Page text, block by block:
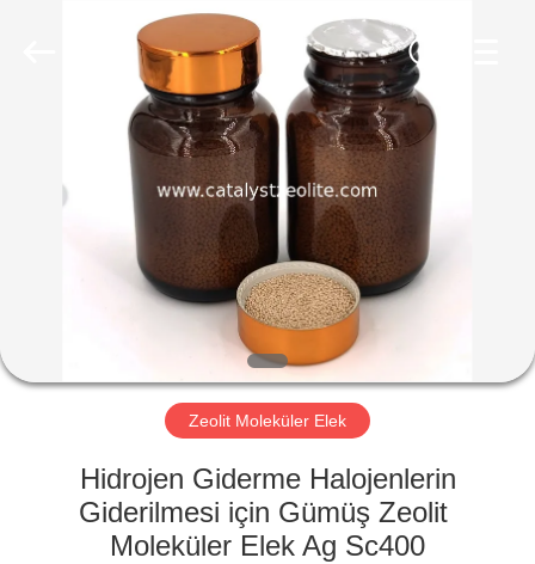
ÜRÜNLER
HAKKIMIZDA
FABRIKA
TURU
KALITE
KONTROL
Zeolit ​​Moleküler Elek
Hidrojen Giderme Halojenlerin
Giderilmesi için Gümüş Zeolit ​​
Moleküler Elek Ag Sc400